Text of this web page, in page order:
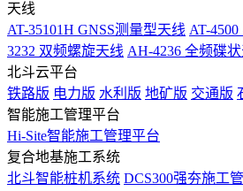
天线
AT-35101H GNSS测量型天线 AT-
3232 双频螺旋天线 AH-4236 全频碟
北斗云平台
铁路版 电力版 水利版 地矿版 交通版
智能施工管理平台
Hi-Site智能施工管理平台
复合地基施工系统
北斗智能桩机系统 DCS300强夯施工